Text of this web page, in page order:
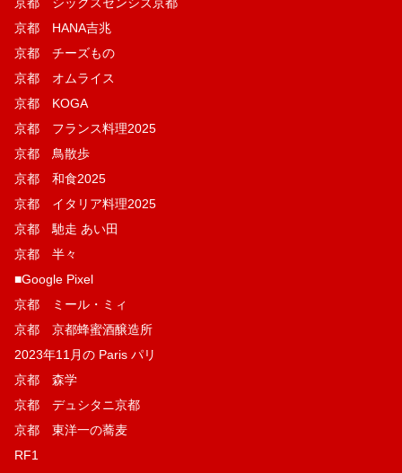
京都 HANA吉兆
京都 チーズもの
京都 オムライス
京都 KOGA
京都 フランス料理2025
京都 鳥散歩
京都 和食2025
京都 イタリア料理2025
京都 馳走 あい田
京都 半々
■Google Pixel
京都 ミール・ミィ
京都 京都蜂蜜酒醸造所
2023年11月の Paris パリ
京都 森学
京都 デュシタニ京都
京都 東洋一の蕎麦
RF1